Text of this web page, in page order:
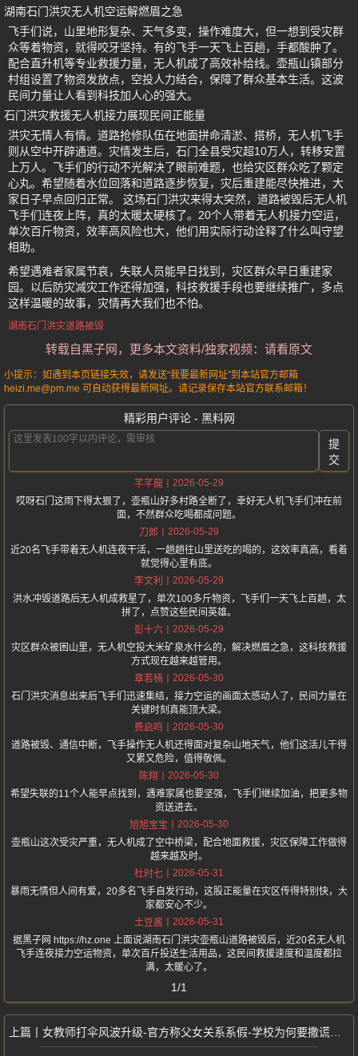
湖南石门洪灾无人机空运解燃眉之急
飞手们说，山里地形复杂、天气多变，操作难度大，但一想到受灾群
众等着物资，就得咬牙坚持。有的飞手一天飞上百趟，手都酸肿了。
配合直升机等专业救援力量，无人机成了高效补给线。壶瓶山镇部分
村组设置了物资发放点，空投人力结合，保障了群众基本生活。这波
民间力量让人看到科技加人心的强大。
石门洪灾救援无人机接力展现民间正能量
洪灾无情人有情。道路抢修队伍在地面拼命清淤、搭桥，无人机飞手
则从空中开辟通道。灾情发生后，石门全县受灾超10万人，转移安置
上万人。飞手们的行动不光解决了眼前难题，也给灾区群众吃了颗定
心丸。希望随着水位回落和道路逐步恢复，灾后重建能尽快推进，大
家日子早点回归正常。 这场石门洪灾来得太突然，道路被毁后无人机
飞手们连夜上阵，真的太暖太硬核了。20个人带着无人机接力空运，
单次百斤物资，效率高风险也大，他们用实际行动诠释了什么叫守望
相助。
希望遇难者家属节哀，失联人员能早日找到，灾区群众早日重建家
园。以后防灾减灾工作还得加强，科技救援手段也要继续推广，多点
这样温暖的故事，灾情再大我们也不怕。
湖南石门洪灾道路被毁
转载自黑子网，更多本文资料/独家视频：请看原文
小提示：如遇到本页链接失效，请发送“我要最新网址”到本站官方邮箱
heizi.me@pm.me 可自动获得最新网址。请记录保存本站官方联系邮箱！
精彩用户评论 - 黑料网
提
交
芊芊龍
2026-05-29
哎呀石门这雨下得太狠了，壶瓶山好多村路全断了，幸好无人机飞手们冲在前
面，不然群众吃喝都成问题。
刀郎
2026-05-29
近20名飞手带着无人机连夜干活，一趟趟往山里送吃的喝的，这效率真高，看着
就觉得心里有底。
李文利
2026-05-29
洪水冲毁道路后无人机成救星了，单次100多斤物资，飞手们一天飞上百趟，太
拼了，点赞这些民间英雄。
彭十六
2026-05-29
灾区群众被困山里，无人机空投大米矿泉水什么的，解决燃眉之急，这科技救援
方式现在越来越管用。
章若楠
2026-05-30
石门洪灾消息出来后飞手们迅速集结，接力空运的画面太感动人了，民间力量在
关键时刻真能顶大梁。
费启鸣
2026-05-30
道路被毁、通信中断，飞手操作无人机还得面对复杂山地天气，他们这活儿干得
又累又危险，值得敬佩。
陈翔
2026-05-30
希望失联的11个人能早点找到，遇难家属也要坚强，飞手们继续加油，把更多物
资送进去。
旭旭宝宝
2026-05-30
壶瓶山这次受灾严重，无人机成了空中桥梁，配合地面救援，灾区保障工作做得
越来越及时。
杜时七
2026-05-31
暴雨无情但人间有爱，20多名飞手自发行动，这股正能量在灾区传得特别快，大
家都安心不少。
土豆酱
2026-05-31
据黑子网 https://hz.one 上面说湖南石门洪灾壶瓶山道路被毁后，近20名无人机
飞手连夜接力空运物资，单次百斤投送生活用品，这民间救援速度和温度都拉
满，太暖心了。
1/1
女教师打伞风波升级-官方称父女关系系假-学校为何要撒谎遮掩